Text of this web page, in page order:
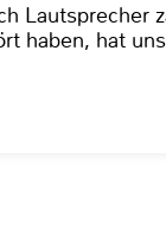
Lautsprecher
haben, hat